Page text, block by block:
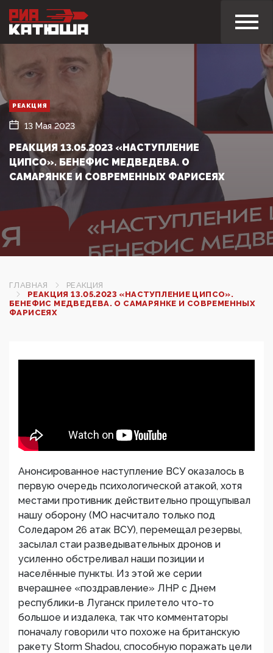
РЕАКЦИЯ
13 Мая 2023
РЕАКЦИЯ 13.05.2023 «НАСТУПЛЕНИЕ
ЦИПСО». БЕНЕФИС МЕДВЕДЕВА. О
САМАРЯНКЕ И СОВРЕМЕННЫХ ФАРИСЕЯХ
ГЛАВНАЯ
РЕАКЦИЯ
РЕАКЦИЯ 13.05.2023 «НАСТУПЛЕНИЕ ЦИПСО».
БЕНЕФИС МЕДВЕДЕВА. О САМАРЯНКЕ И СОВРЕМЕННЫХ
ФАРИСЕЯХ
Анонсированное наступление ВСУ оказалось в
первую очередь психологической атакой, хотя
местами противник действительно прощупывал
нашу оборону (МО насчитало только под
Соледаром 26 атак ВСУ), перемещал резервы,
засылал стаи разведывательных дронов и
усиленно обстреливал наши позиции и
населённые пункты. Из этой же серии
вчерашнее «поздравление» ЛНР с Днем
республики-в Луганск прилетело что-то
большое и издалека, так что комментаторы
поначалу говорили что похоже на британскую
ракету Storm Shadou, способную поражать цели